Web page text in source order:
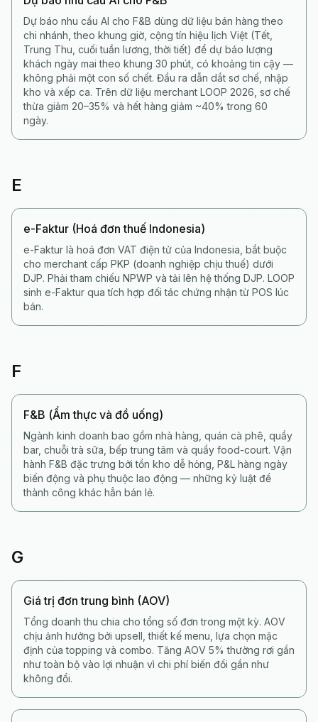
Dự báo nhu cầu AI cho F&B dùng dữ liệu bán hàng theo
chi nhánh, theo khung giờ, cộng tín hiệu lịch Việt (Tết,
Trung Thu, cuối tuần lương, thời tiết) để dự báo lượng
khách ngày mai theo khung 30 phút, có khoảng tin cậy —
không phải một con số chết. Đầu ra dẫn dắt sơ chế, nhập
kho và xếp ca. Trên dữ liệu merchant LOOP 2026, sơ chế
thừa giảm 20–35% và hết hàng giảm ~40% trong 60
ngày.
E
e-Faktur (Hoá đơn thuế Indonesia)
e-Faktur là hoá đơn VAT điện tử của Indonesia, bắt buộc
cho merchant cấp PKP (doanh nghiệp chịu thuế) dưới
DJP. Phải tham chiếu NPWP và tải lên hệ thống DJP. LOOP
sinh e-Faktur qua tích hợp đối tác chứng nhận từ POS lúc
bán.
F
F&B (Ẩm thực và đồ uống)
Ngành kinh doanh bao gồm nhà hàng, quán cà phê, quầy
bar, chuỗi trà sữa, bếp trung tâm và quầy food-court. Vận
hành F&B đặc trưng bởi tồn kho dễ hỏng, P&L hàng ngày
biến động và phụ thuộc lao động — những kỷ luật để
thành công khác hẳn bán lẻ.
G
Giá trị đơn trung bình (AOV)
Tổng doanh thu chia cho tổng số đơn trong một kỳ. AOV
chịu ảnh hưởng bởi upsell, thiết kế menu, lựa chọn mặc
định của topping và combo. Tăng AOV 5% thường rơi gần
như toàn bộ vào lợi nhuận vì chi phí biến đổi gần như
không đổi.